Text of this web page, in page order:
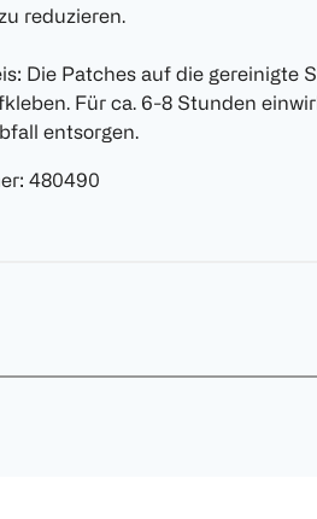
reduzieren.
Die Patches auf die gereinigte
Für ca. 6-8 Stunden
entsorgen.
: 480490